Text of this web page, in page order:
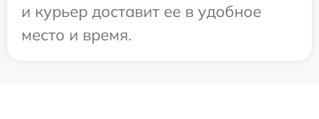
и курьер доставит ее в удобное
место и время.